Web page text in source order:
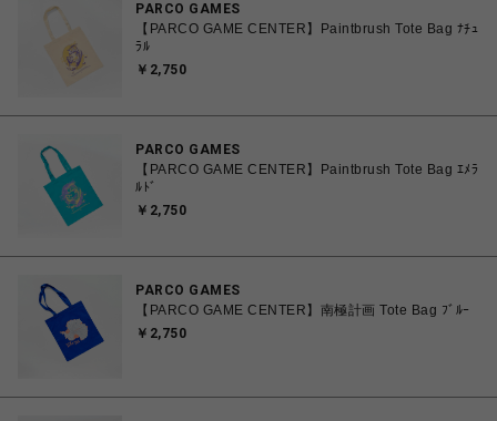
PARCO GAMES
【PARCO GAME CENTER】Paintbrush Tote Bag ﾅﾁｭ
ﾗﾙ
￥2,750
PARCO GAMES
【PARCO GAME CENTER】Paintbrush Tote Bag ｴﾒﾗ
ﾙﾄﾞ
￥2,750
PARCO GAMES
【PARCO GAME CENTER】南極計画 Tote Bag ﾌﾞﾙｰ
￥2,750